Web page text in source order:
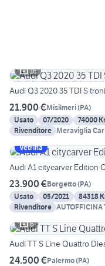
16
Audi Q3 2020 35 TDI S
21.900 €Misilmeri(PA)
Usato
07/2020 74000
Rivenditore Meraviglia Car
Vetrina
Audi A1 citycarver Edition
23.900 €Borgetto(PA)
Usato
05/2021 84318
Rivenditore AUTOFFICINA
6
Audi TT S Line Quattro
24.500 €Palermo(PA)